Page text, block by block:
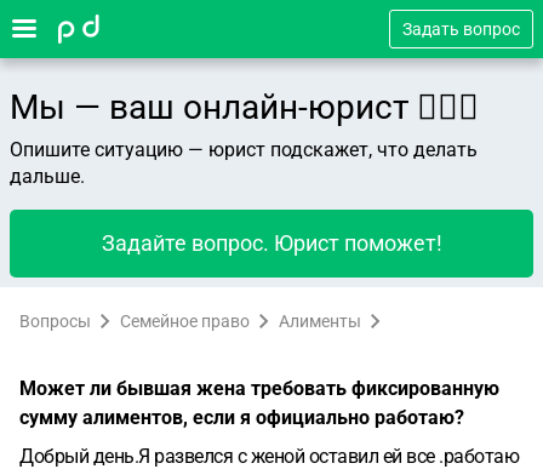
Задать вопрос
Мы — ваш онлайн-юрист 👨🏻‍⚖️
Опишите ситуацию — юрист подскажет, что делать
дальше.
Задайте вопрос. Юрист поможет!
Вопросы Семейное право Алименты
Может ли бывшая жена требовать фиксированную
сумму алиментов, если я официально работаю?
Добрый день.Я развелся с женой оставил ей все .работаю